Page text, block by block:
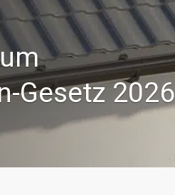
Gesetz 2026